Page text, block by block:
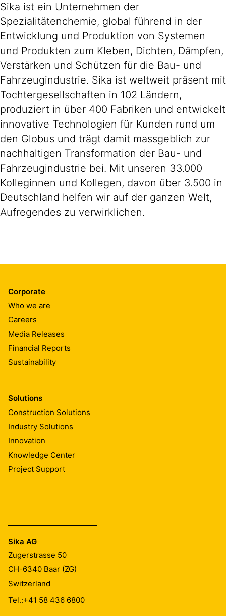
Sika ist ein Unternehmen der
Spezialitätenchemie, global führend in der
Entwicklung und Produktion von Systemen
und Produkten zum Kleben, Dichten, Dämpfen,
Verstärken und Schützen für die Bau- und
Fahrzeugindustrie. Sika ist weltweit präsent mit
Tochtergesellschaften in 102 Ländern,
produziert in über 400 Fabriken und entwickelt
innovative Technologien für Kunden rund um
den Globus und trägt damit massgeblich zur
nachhaltigen Transformation der Bau- und
Fahrzeugindustrie bei. Mit unseren 33.000
Kolleginnen und Kollegen, davon über 3.500 in
Deutschland helfen wir auf der ganzen Welt,
Aufregendes zu verwirklichen.
Corporate
Who we are
Careers
Media Releases
Financial Reports
Sustainability
Solutions
Construction Solutions
Industry Solutions
Innovation
Knowledge Center
Project Support
Sika AG
Zugerstrasse 50
CH-6340 Baar (ZG)
Switzerland
Tel.:+41 58 436 6800